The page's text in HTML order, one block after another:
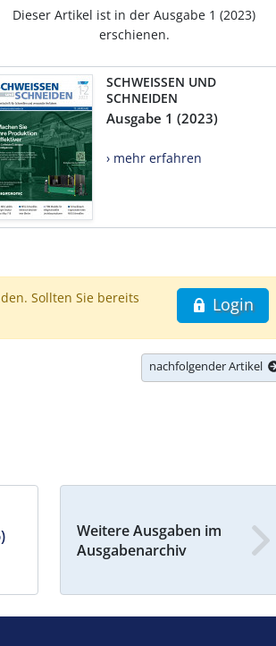
Dieser Artikel ist in der Ausgabe 1 (2023)
erschienen.
SCHWEISSEN UND
SCHNEIDEN
Ausgabe 1 (2023)
› mehr erfahren
Login
Sollten Sie bereits
nachfolgender Artikel
Weitere Ausgaben im
Ausgabenarchiv